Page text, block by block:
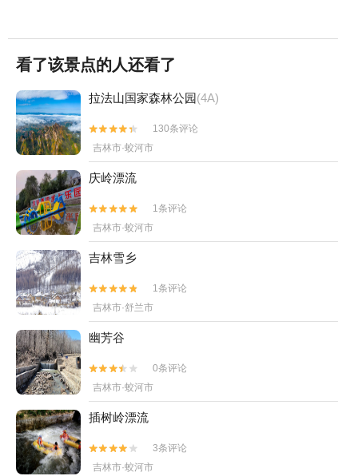
看了该景点的人还看了
拉法山国家森林公园(4A)


130条评论
吉林市·蛟河市
庆岭漂流


1条评论
吉林市·蛟河市
吉林雪乡


1条评论
吉林市·舒兰市
幽芳谷


0条评论
吉林市·蛟河市
插树岭漂流


3条评论
吉林市·蛟河市